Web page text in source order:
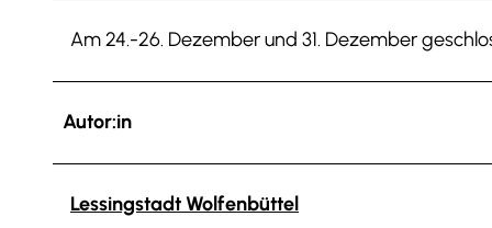
Am 24.-26. Dezember und 31. Dezember
Autor:in
Lessingstadt Wolfenbüttel